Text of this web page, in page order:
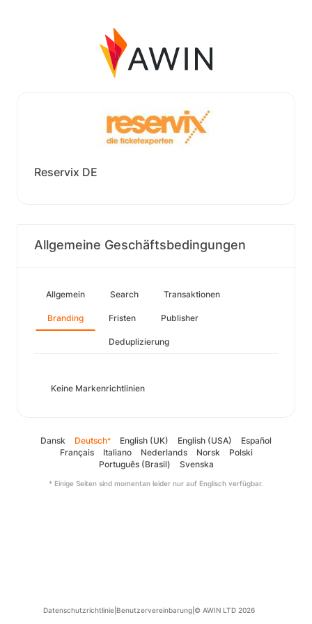
Reservix DE
Allgemeine Geschäftsbedingungen
Allgemein Search Transaktionen
Branding Fristen Publisher
Deduplizierung
Keine Markenrichtlinien
Dansk Deutsch* English (UK) English (USA)
Español
Français
Italiano Nederlands Norsk
Polski
Português (Brasil)
Svenska
* Einige Seiten sind momentan leider nur auf Englisch verfügbar.
Datenschutzrichtlinie Benutzervereinbarung © AWIN LTD 2026